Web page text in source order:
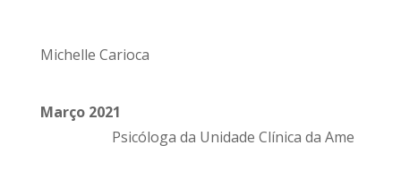
Michelle Carioca
Março 2021
Psicóloga da Unidade Clínica da Ame